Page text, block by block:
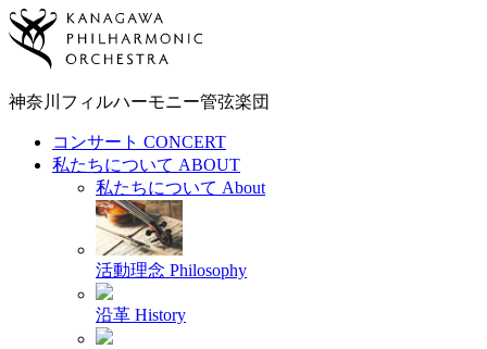
神奈川フィルハーモニー管弦楽団
コンサート CONCERT
私たちについて ABOUT
私たちについて About
活動理念 Philosophy
沿革 History